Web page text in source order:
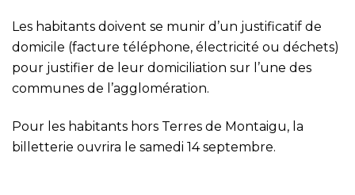
Les habitants doivent se munir d’un justificatif de
domicile (facture téléphone, électricité ou déchets)
pour justifier de leur domiciliation sur l’une des
communes de l’agglomération.
Pour les habitants hors Terres de Montaigu, la
billetterie ouvrira le samedi 14 septembre.